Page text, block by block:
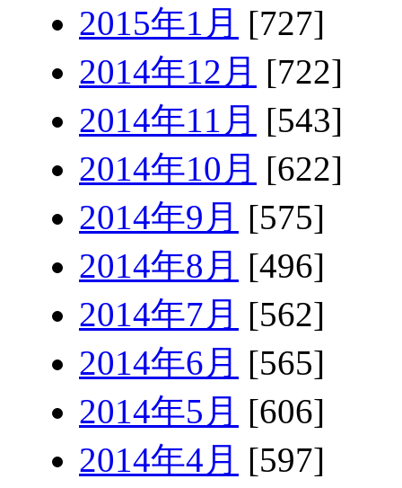
2015年1月 [727]
2014年12月 [722]
2014年11月 [543]
2014年10月 [622]
2014年9月 [575]
2014年8月 [496]
2014年7月 [562]
2014年6月 [565]
2014年5月 [606]
2014年4月 [597]